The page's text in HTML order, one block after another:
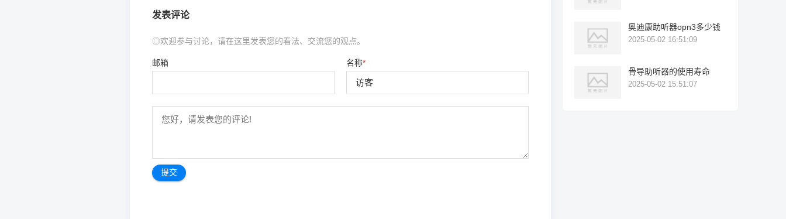
发表评论
◎欢迎参与讨论，请在这里发表您的看法、交流您的观点。
名称*
邮箱
奥迪康助听器opn3多少钱
2025-05-02 16:51:09
骨导助听器的使用寿命
2025-05-02 15:51:07